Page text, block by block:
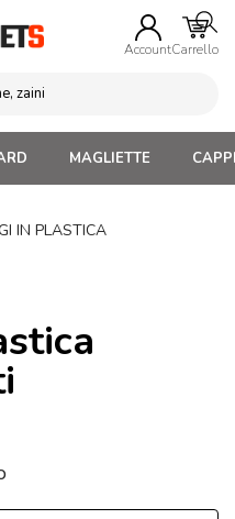
AccountCarrello
MAGLIETTE
IN PLASTICA